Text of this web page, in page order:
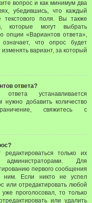
вопрос и как минимум два
убедившись, что каждый
текстового поля. Вы также
которые могут выбрать
опции «Вариантов ответа»,
что опрос будет
вариант, за который
ответа?
устанавливается
добавить количество
свяжитесь с
только их
Для
первого сообщения
ним. Если никто не успел
или отредактировать любой
проголосовал, то только
или удалить